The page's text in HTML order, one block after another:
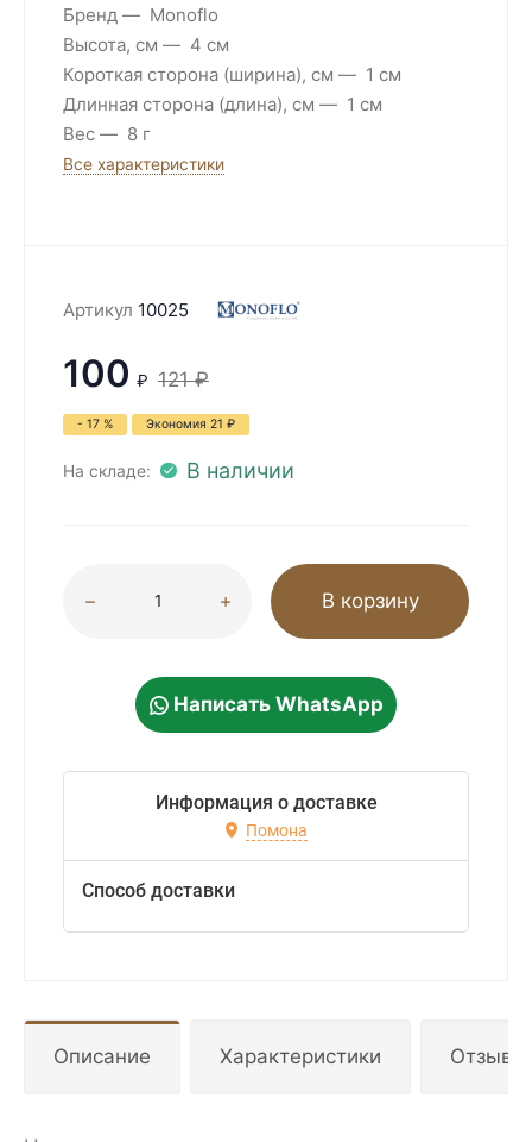
Бренд
Monoflo
Высота, см
4 см
Короткая сторона (ширина), см
1 см
Длинная сторона (длина), см
1 см
Вес
8 г
Все характеристики
Артикул 10025
100 ₽ 121 ₽
- 17 % Экономия 21 ₽
На складе: В наличии
В корзину
Написать WhatsApp
Информация о доставке
Помона
Способ доставки
Описание Характеристики Отзывы